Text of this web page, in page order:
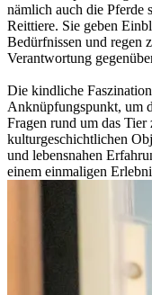
nämlich auch die Pferde
Reittiere. Sie geben
Bedürfnissen und regen
Verantwortung
Die kindliche
Anknüpfungspunkt, um
Fragen rund um das
kulturgeschichtlichen
und lebensnahen
einem einmaligen